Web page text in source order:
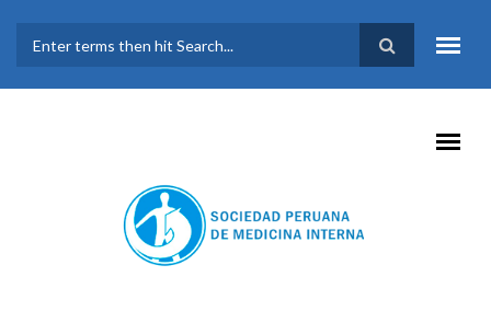
FORMULARIO DE
BÚSQUEDA